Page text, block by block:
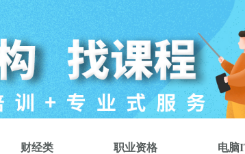
财经类 职业资格 电脑